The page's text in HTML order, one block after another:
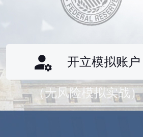
开立模拟账户
（无风险模拟实战）